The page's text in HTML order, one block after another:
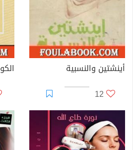
أينشتين والنسبية
12